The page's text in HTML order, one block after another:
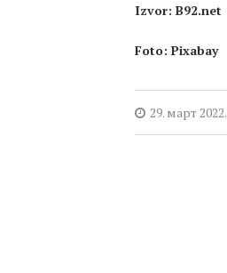
Izvor: B92.net
Foto: Pixabay
29. март 2022.